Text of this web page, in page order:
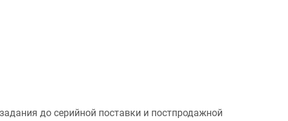
до серийной поставки и постпродажной